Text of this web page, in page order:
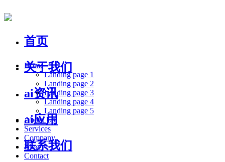
首页
关于我们
ai资讯
ai应用
联系我们
Home
Landing page 1
Landing page 2
Landing page 3
Landing page 4
Landing page 5
About Us
Services
Company
Blog
Contact